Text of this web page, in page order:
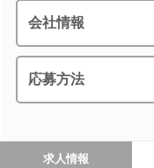
会社情報
応募方法
求人情報